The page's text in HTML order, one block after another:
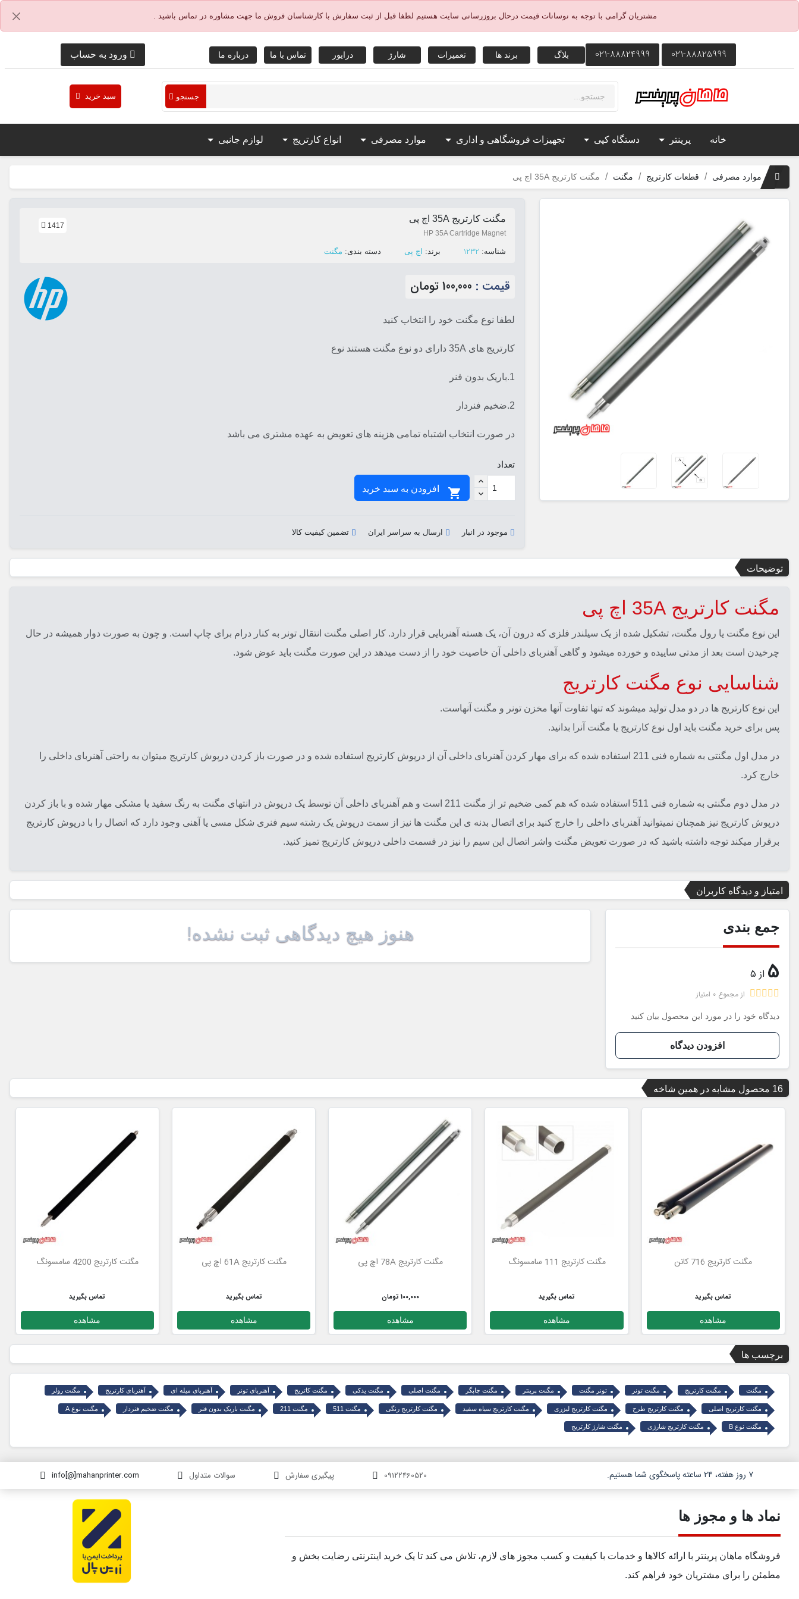
مشتریان گرامی با توجه به نوسانات قیمت درحال بروزرسانی سایت هستیم لطفا قبل از ثبت سفارش با کارشناسان فروش ما جهت مشاوره در تماس باشید .
021-88825999
021-88824999 بلاگ برند ها تعمیرات شارژ درایور تماس با ما درباره ما ورود به حساب
جستجو سبد خرید
خانه پرینتر دستگاه کپی تجهیزات فروشگاهی و اداری موارد مصرفی انواع کارتریج لوازم جانبی
موارد مصرفی قطعات کارتریج مگنت مگنت کارتریج 35A اچ پی
مگنت کارتریج 35A اچ پی
HP 35A Cartridge Magnet
1417
ﺷﻨﺎﺳﻪ: 1232 ﺑﺮﻧﺪ: اچ پی ﺩﺳﺘﻪ ﺑﻨﺪی: مگنت
قیمت : 100,000 تومان
لطفا نوع مگنت خود را انتخاب کنید
کارتریج های 35A دارای دو نوع مگنت هستند نوع
1.باریک بدون فنر
2.ضخیم فنردار
در صورت انتخاب اشتباه تمامی هزینه های تعویض به عهده مشتری می باشد
تعداد

موجود در انبار ارسال به سراسر ایران تضمین کیفیت کالا
توضیحات
مگنت کارتریج 35A اچ پی
این نوع مگنت یا رول مگنت، تشکیل شده از یک سیلندر فلزی که درون آن، یک هسته آهنربایی قرار دارد. کار اصلی مگنت انتقال تونر به کنار درام برای چاپ است. و چون به صورت دوار همیشه در حال
چرخیدن است بعد از مدتی ساییده و خورده میشود و گاهی آهنربای داخلی آن خاصیت خود را از دست میدهد در این صورت مگنت باید عوض شود.
شناسایی نوع مگنت کارتریج
این نوع کارتریج ها در دو مدل تولید میشوند که تنها تفاوت آنها مخزن تونر و مگنت آنهاست.
پس برای خرید مگنت باید اول نوع کارتریج یا مگنت آنرا بدانید.
در مدل اول مگنتی به شماره فنی 211 استفاده شده که برای مهار کردن آهنربای داخلی آن از درپوش کارتریج استفاده شده و در صورت باز کردن درپوش کارتریج میتوان به راحتی آهنربای داخلی را
خارج کرد.
در مدل دوم مگنتی به شماره فنی 511 استفاده شده که هم کمی ضخیم تر از مگنت 211 است و هم آهنربای داخلی آن توسط یک درپوش در انتهای مگنت به رنگ سفید یا مشکی مهار شده و با باز کردن
درپوش کارتریج نیز همچنان نمیتوانید آهنربای داخلی را خارج کنید برای اتصال بدنه ی این مگنت ها نیز از سمت درپوش یک رشته سیم فنری شکل مسی یا آهنی وجود دارد که اتصال را با درپوش کارتریج
برقرار میکند توجه داشته باشید که در صورت تعویض مگنت واشر اتصال این سیم را نیز در قسمت داخلی درپوش کارتریج تمیز کنید.
امتیاز و دیدگاه کاربران
جمع بندی
5 از 5
از مجموع 0 امتیاز
دیدگاه خود را در مورد این محصول بیان کنید
افزودن دیدگاه
هنوز هیچ دیدگاهی ثبت نشده!
16 محصول مشابه در همین شاخه
مگنت کارتریج 716 کانن
تماس بگیرید
مشاهده
مگنت کارتریج 111 سامسونگ
تماس بگیرید
مشاهده
مگنت کارتریج 78A اچ پی
100,000 تومان
مشاهده
مگنت کارتریج 61A اچ پی
تماس بگیرید
مشاهده
مگنت کارتریج 4200 سامسونگ
تماس بگیرید
مشاهده
برچسب ها
مگنت مگنت کارتریج مگنت تونر تونر مگنت مگنت پرینتر مگنت چاپگر مگنت اصلی مگنت یدکی مگنت کاتریج آهنربای تونر آهنربای میله ای آهنربای کارتریج مگنت رولر
مگنت کارتریج اصلی مگنت کارتریج طرح مگنت کارتریج لیزری مگنت کارتریج سیاه سفید مگنت کارتریج رنگی مگنت 511 مگنت 211 مگنت باریک بدون فنر مگنت ضخیم فنردار مگنت نوع A
مگنت نوع B مگنت کارتریج شارژی مگنت شارژ کارتریج
۷ روز هفته، ۲۴ ساعته پاسخگوی شما هستیم. info[@]mahanprinter.com سوالات متداول پیگیری سفارش 09122460520
نماد ها و مجوز ها
فروشگاه ماهان پرینتر با ارائه کالاها و خدمات با کیفیت و کسب مجوز های لازم، تلاش می کند تا یک خرید اینترنتی رضایت بخش و
مطمئن را برای مشتریان خود فراهم کند.